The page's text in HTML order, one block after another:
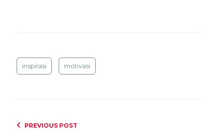
inspirasi motivasi
PREVIOUS POST